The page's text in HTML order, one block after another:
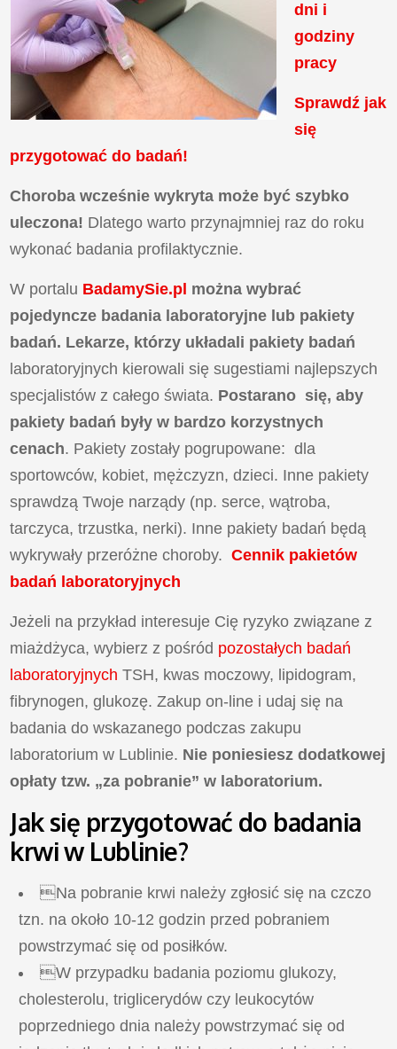
dni i
godziny
pracy
Sprawdź jak
się
przygotować do badań!
Choroba wcześnie wykryta może być szybko
uleczona! Dlatego warto przynajmniej raz do roku
wykonać badania profilaktycznie.
W portalu BadamySie.pl można wybrać
pojedyncze badania laboratoryjne lub pakiety
badań. Lekarze, którzy układali pakiety badań
laboratoryjnych kierowali się sugestiami najlepszych
specjalistów z całego świata. Postarano się, aby
pakiety badań były w bardzo korzystnych
cenach. Pakiety zostały pogrupowane: dla
sportowców, kobiet, mężczyzn, dzieci. Inne pakiety
sprawdzą Twoje narządy (np. serce, wątroba,
tarczyca, trzustka, nerki). Inne pakiety badań będą
wykrywały przeróżne choroby. Cennik pakietów
badań laboratoryjnych
Jeżeli na przykład interesuje Cię ryzyko związane z
miażdżyca, wybierz z pośród pozostałych badań
laboratoryjnych TSH, kwas moczowy, lipidogram,
fibrynogen, glukozę. Zakup on-line i udaj się na
badania do wskazanego podczas zakupu
laboratorium w Lublinie. Nie poniesiesz dodatkowej
opłaty tzw. „za pobranie” w laboratorium.
Jak się przygotować do badania
krwi w Lublinie?
Na pobranie krwi należy zgłosić się na czczo
tzn. na około 10-12 godzin przed pobraniem
powstrzymać się od posiłków.
W przypadku badania poziomu glukozy,
cholesterolu, triglicerydów czy leukocytów
poprzedniego dnia należy powstrzymać się od